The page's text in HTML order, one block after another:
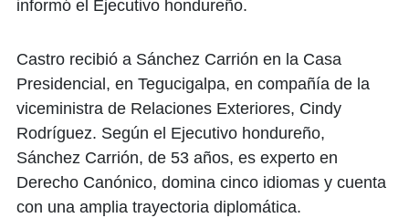
informó el Ejecutivo hondureño.
Castro recibió a Sánchez Carrión en la Casa
Presidencial, en Tegucigalpa, en compañía de la
viceministra de Relaciones Exteriores, Cindy
Rodríguez. Según el Ejecutivo hondureño,
Sánchez Carrión, de 53 años, es experto en
Derecho Canónico, domina cinco idiomas y cuenta
con una amplia trayectoria diplomática.